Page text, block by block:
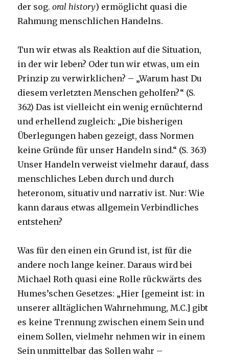
der sog.oral history) ermöglicht quasi die
Rahmung menschlichen Handelns.
Tun wir etwas als Reaktion auf die Situation,
in der wir leben? Oder tun wir etwas, um ein
Prinzip zu verwirklichen? – „Warum hast Du
diesem verletzten Menschen geholfen?“ (S.
362) Das ist vielleicht ein wenig ernüchternd
und erhellend zugleich: „Die bisherigen
Überlegungen haben gezeigt, dass Normen
keine Gründe für unser Handeln sind.“ (S. 363)
Unser Handeln verweist vielmehr darauf, dass
menschliches Leben durch und durch
heteronom, situativ und narrativ ist. Nur: Wie
kann daraus etwas allgemein Verbindliches
entstehen?
Was für den einen ein Grund ist, ist für die
andere noch lange keiner. Daraus wird bei
Michael Roth quasi eine Rolle rückwärts des
Humes’schen Gesetzes: „Hier [gemeint ist: in
unserer alltäglichen Wahrnehmung, M.C.] gibt
es keine Trennung zwischen einem Sein und
einem Sollen, vielmehr nehmen wir in einem
Sein unmittelbar das Sollen wahr –